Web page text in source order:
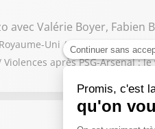
avec Valérie Boyer, Fabien
Uni / Guerre de
après PSG-Arsenal :